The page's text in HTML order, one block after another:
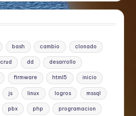
bash cambio clonado
crud dd desarrollo
firmware html5 inicio
js linux logros mssql
pbx php programacion